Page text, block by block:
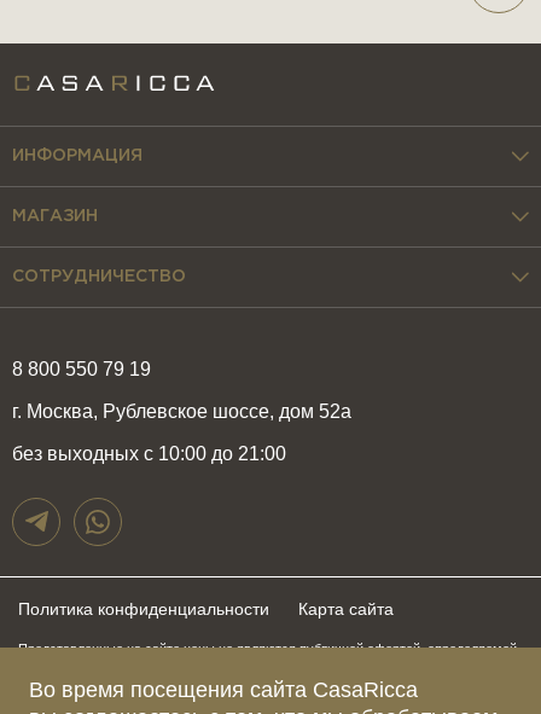
Во время посещения сайта CasaRicca
8 800 550 79 19
г. Москва, Рублевское шоссе, дом 52а
без выходных с 10:00 до 21:00
ИНФОРМАЦИЯ
МАГАЗИН
СОТРУДНИЧЕСТВО
Политика конфиденциальности Карта сайта
Представленные на сайте цены не являются публичной офертой, определяемой
быть изменены в любое время без предупреждения. Для получения актуальной и
подробной информации о стоимости, сроках и условиях поставки просьба